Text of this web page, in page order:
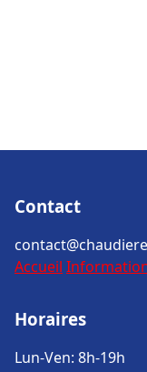
Contact
Accueil
Horaires
Lun-Ven: 8h-19h